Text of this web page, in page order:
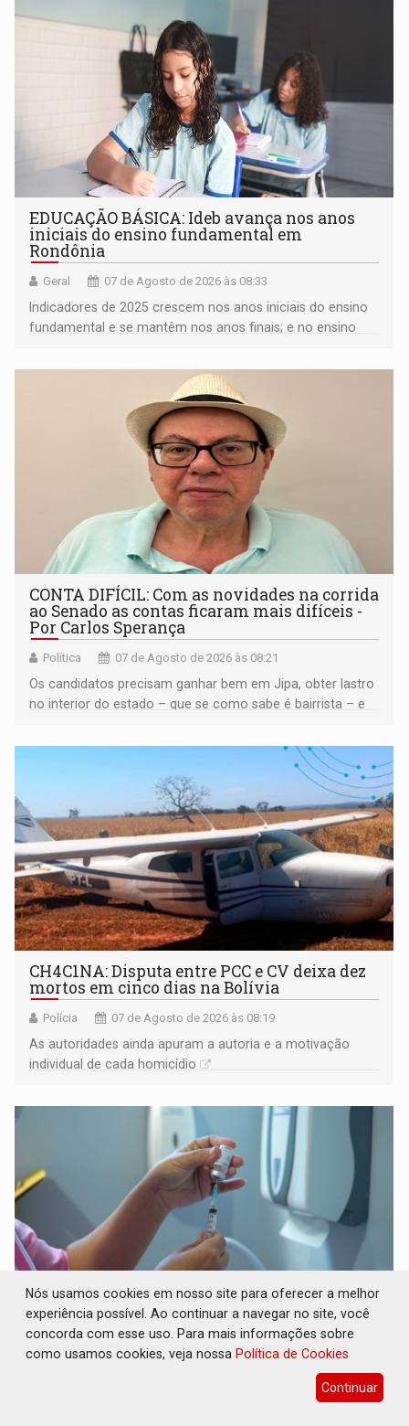
EDUCAÇÃO BÁSICA: Ideb avança nos anos
iniciais do ensino fundamental em
Rondônia
Geral 07 de Agosto de 2026 às 08:33
Indicadores de 2025 crescem nos anos iniciais do ensino
fundamental e se mantêm nos anos finais; e no ensino
CONTA DIFÍCIL: Com as novidades na corrida
ao Senado as contas ficaram mais difíceis -
Por Carlos Sperança
Política 07 de Agosto de 2026 às 08:21
Os candidatos precisam ganhar bem em Jipa, obter lastro
no interior do estado – que se como sabe é bairrista – e
garantir
CH4C1NA: Disputa entre PCC e CV deixa dez
mortos em cinco dias na Bolívia
Polícia 07 de Agosto de 2026 às 08:19
As autoridades ainda apuram a autoria e a motivação
individual de cada homicídio
IMUNIZAÇÃO: Prefeitura inicia campanha
de multivacinação para crianças e
adolescentes
Nós usamos cookies em nosso site para oferecer a melhor
experiência possível. Ao continuar a navegar no site, você
concorda com esse uso. Para mais informações sobre
como usamos cookies, veja nossa Política de Cookies
Continuar